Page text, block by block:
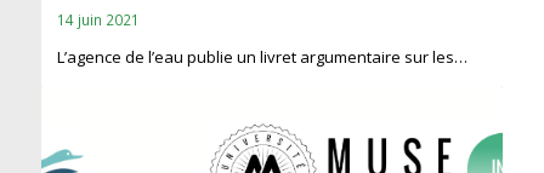
14 juin 2021
L’agence de l’eau publie un livret argumentaire sur les…